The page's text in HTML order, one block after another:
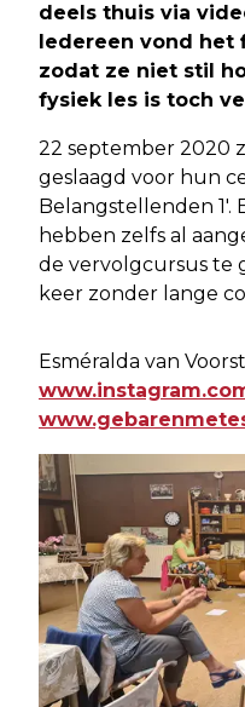
deels thuis via
Iedereen vond het
zodat ze niet stil
fysiek les is toch
22 september 2020
geslaagd voor hun
Belangstellenden 1'.
hebben zelfs al
de vervolgcursus te
keer zonder lange
Esméralda van